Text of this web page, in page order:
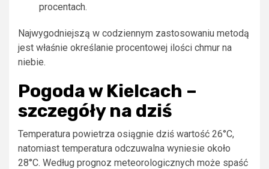
procentach.
Najwygodniejszą w codziennym zastosowaniu metodą
jest właśnie określanie procentowej ilości chmur na
niebie.
Pogoda w Kielcach –
szczegóły na dziś
Temperatura powietrza osiągnie dziś wartość 26°C,
natomiast temperatura odczuwalna wyniesie około
28°C. Według prognoz meteorologicznych może spaść